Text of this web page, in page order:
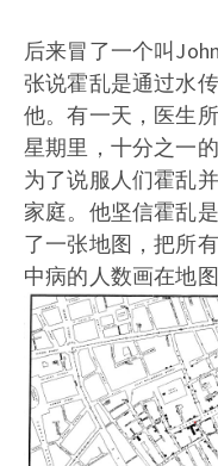
后来冒了一个叫
张说霍乱是通过水
他。有一天，医生
星期里，十分之一
为了说服人们霍乱
家庭。他坚信霍乱
了一张地图，把所
中病的人数画在地图